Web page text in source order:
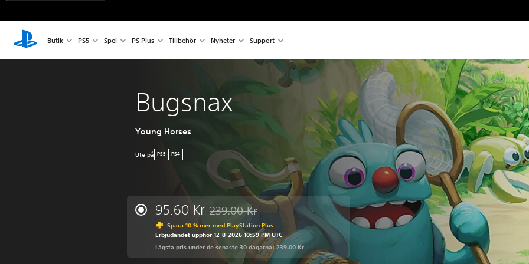
Butik PS5 Spel PS Plus Tillbehör Nyheter Support
Bugsnax
Young Horses
Ute på PS5 PS4
95.60 Kr Nedsatt från ursprungspriset på 239.00 Kr
239.00 Kr
Spara 10 % mer med PlayStation Plus
Erbjudandet upphör 12-8-2026 10:59 PM UTC
Lägsta pris under de senaste 30 dagarna: 239.00 Kr